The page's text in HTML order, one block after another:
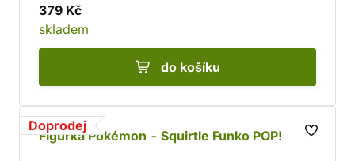
379 Kč
skladem
do košíku
Doprodej
Figurka Pokémon - Squirtle Funko POP!